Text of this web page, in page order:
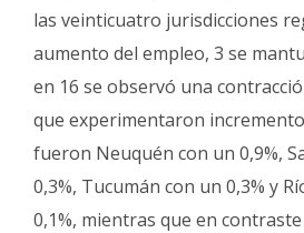
las veinticuatro jurisdicciones
aumento del empleo, 3 se
en 16 se observó una
que experimentaron
fueron Neuquén con un 0,9%,
0,3%, Tucumán con un 0,3% y
0,1%, mientras que en